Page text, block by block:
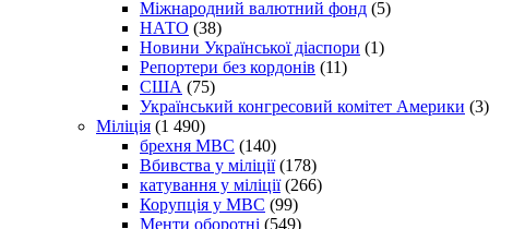
Міжнародний валютний фонд (5)
НАТО (38)
Новини Української діаспори (1)
Репортери без кордонів (11)
США (75)
Український конгресовий комітет Америки (3)
Міліція (1 490)
брехня МВС (140)
Вбивства у міліції(178)
катування у міліції(266)
Корупція у МВС (99)
Менти оборотні (549)